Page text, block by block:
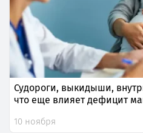
Судороги, выкидыши,
что еще влияет дефицит
10 ноября